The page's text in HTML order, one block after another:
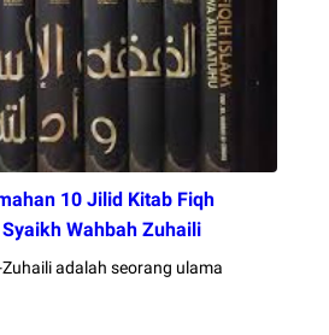
10 Jilid Kitab Fiqh
Wahbah Zuhaili
adalah seorang ulama